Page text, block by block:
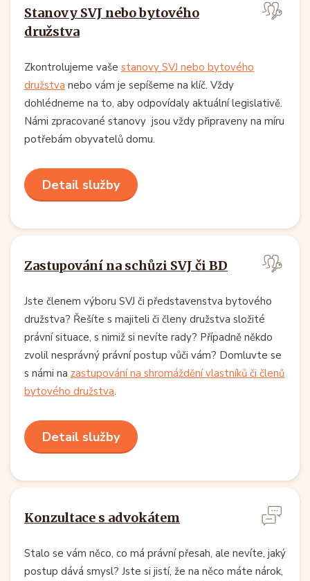
Stanovy SVJ nebo bytového
družstva
Zkontrolujeme vaše stanovy SVJ nebo bytového
družstva nebo vám je sepíšeme na klíč. Vždy
dohlédneme na to, aby odpovídaly aktuální legislativě.
Námi zpracované stanovy jsou vždy připraveny na míru
potřebám obyvatelů domu.
Detail služby
Zastupování na schůzi SVJ či BD
Jste členem výboru SVJ či představenstva bytového
družstva? Řešíte s majiteli či členy družstva složité
právní situace, s nimiž si nevíte rady? Případně někdo
zvolil nesprávný právní postup vůči vám? Domluvte se
s námi na zastupování na shromáždění vlastníků či členů
bytového družstva.
Detail služby
Konzultace s advokátem
Stalo se vám něco, co má právní přesah, ale nevíte, jaký
postup dává smysl? Jste si jistí, že na něco máte nárok,